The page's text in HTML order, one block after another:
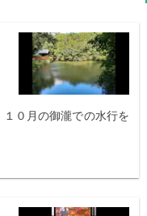
０月の御瀧での水行を